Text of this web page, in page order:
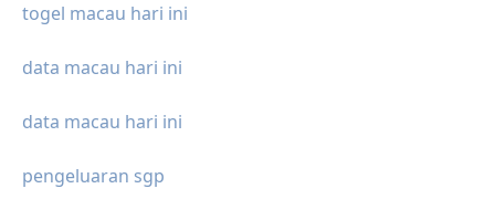
togel macau hari ini
data macau hari ini
data macau hari ini
pengeluaran sgp